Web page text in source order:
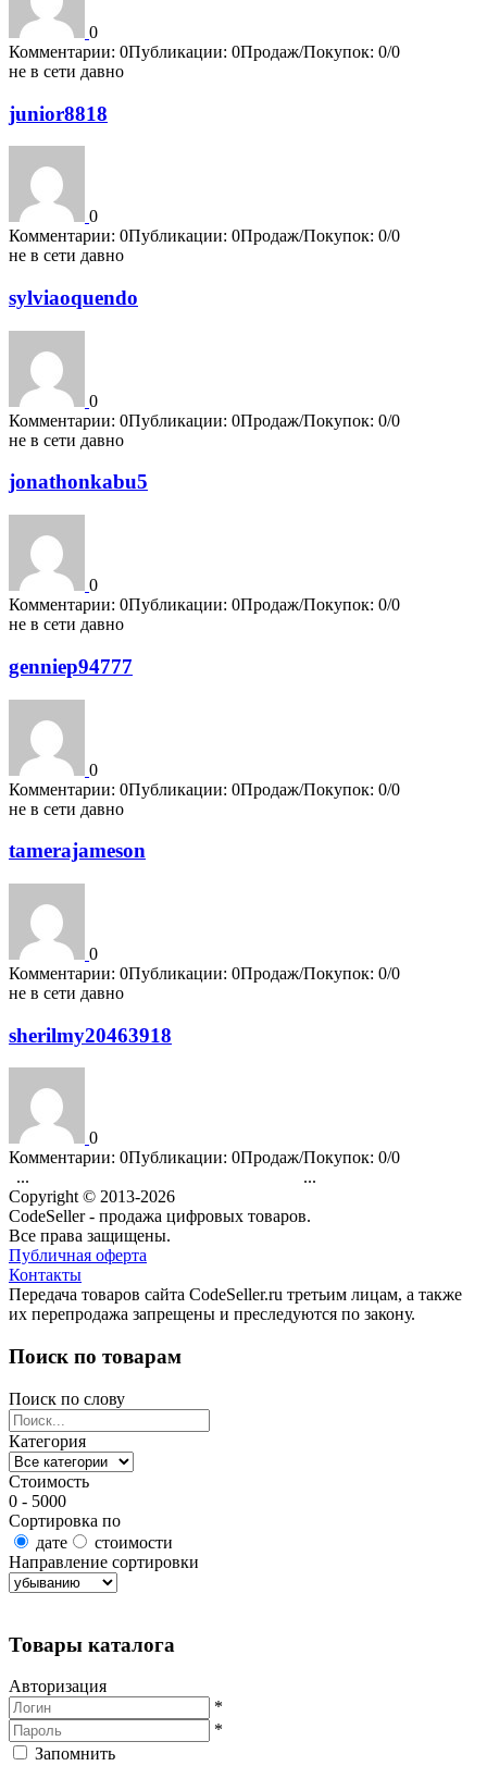
0
Комментарии: 0Публикации: 0Продаж/Покупок: 0/0
не в сети давно
junior8818
0
Комментарии: 0Публикации: 0Продаж/Покупок: 0/0
не в сети давно
sylviaoquendo
0
Комментарии: 0Публикации: 0Продаж/Покупок: 0/0
не в сети давно
jonathonkabu5
0
Комментарии: 0Публикации: 0Продаж/Покупок: 0/0
не в сети давно
genniep94777
0
Комментарии: 0Публикации: 0Продаж/Покупок: 0/0
не в сети давно
tamerajameson
0
Комментарии: 0Публикации: 0Продаж/Покупок: 0/0
не в сети давно
sherilmy20463918
0
Комментарии: 0Публикации: 0Продаж/Покупок: 0/0
... ...
Copyright © 2013-2026
CodeSeller - продажа цифровых товаров.
Все права защищены.
Публичная оферта
Контакты
Передача товаров сайта CodeSeller.ru третьим лицам, а также
их перепродажа запрещены и преследуются по закону.
Поиск по товарам
Поиск по слову
Категория
Стоимость
0 - 5000
Сортировка по
дате
стоимости
Направление сортировки
Товары каталога
Авторизация
*
*
Запомнить